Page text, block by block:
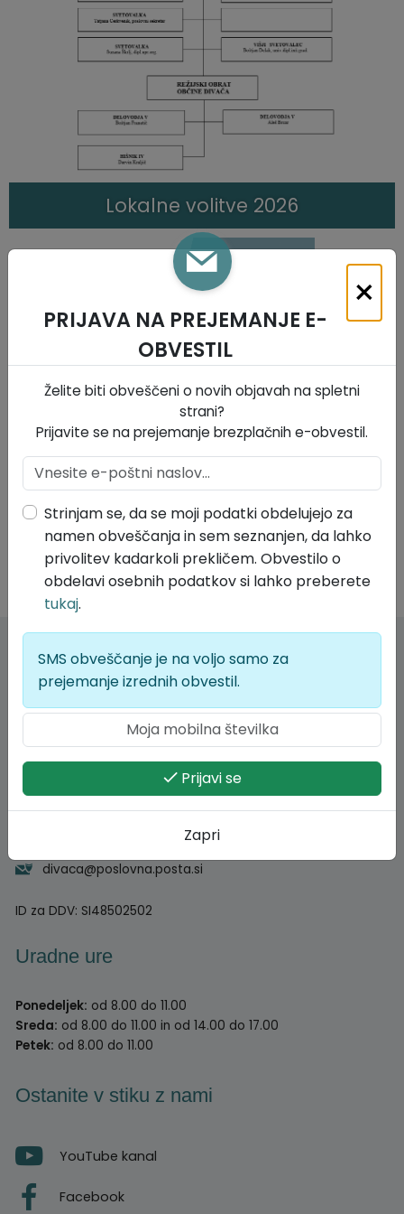
Lokalne volitve 2026
Kontakt
Občina Divača
Kolodvorska ulica 3/a
000000000
divaca@poslovna.posta.si
ID za DDV: SI48502502
Uradne ure
Ponedeljek: od 8.00 do 11.00
Sreda: od 8.00 do 11.00 in od 14.00 do 17.00
Petek: od 8.00 do 11.00
Ostanite v stiku z nami
YouTube kanal
Facebook
Krajevne skupnosti
Organigram
Varstvo osebnih podatkov
Strateški dokumenti
Katalog informacij javnega značaja
Predpisi in odloki
GLASNIK Občine Divača
Proračun občine
Lokalne volitve
×
PRIJAVA NA PREJEMANJE E-
OBVESTIL
Želite biti obveščeni o novih objavah na spletni
strani?
Prijavite se na prejemanje brezplačnih e-obvestil.
Strinjam se, da se moji podatki obdelujejo za
namen obveščanja in sem seznanjen, da lahko
privolitev kadarkoli prekličem. Obvestilo o
obdelavi osebnih podatkov si lahko preberete
tukaj.
SMS obveščanje je na voljo samo za
prejemanje izrednih obvestil.
Prijavi se
Zapri